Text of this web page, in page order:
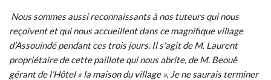
Nous sommes aussi reconnaissants à nos tuteurs qui nous
reçoivent et qui nous accueillent dans ce magnifique village
d’Assouindé pendant ces trois jours. Il s’agit de M. Laurent
propriétaire de cette paillote qui nous abrite, de M. Beouê
gérant de l’Hôtel « la maison du village ». Je ne saurais terminer